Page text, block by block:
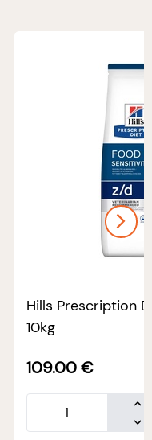
Hills Prescription
10kg
109.00 €